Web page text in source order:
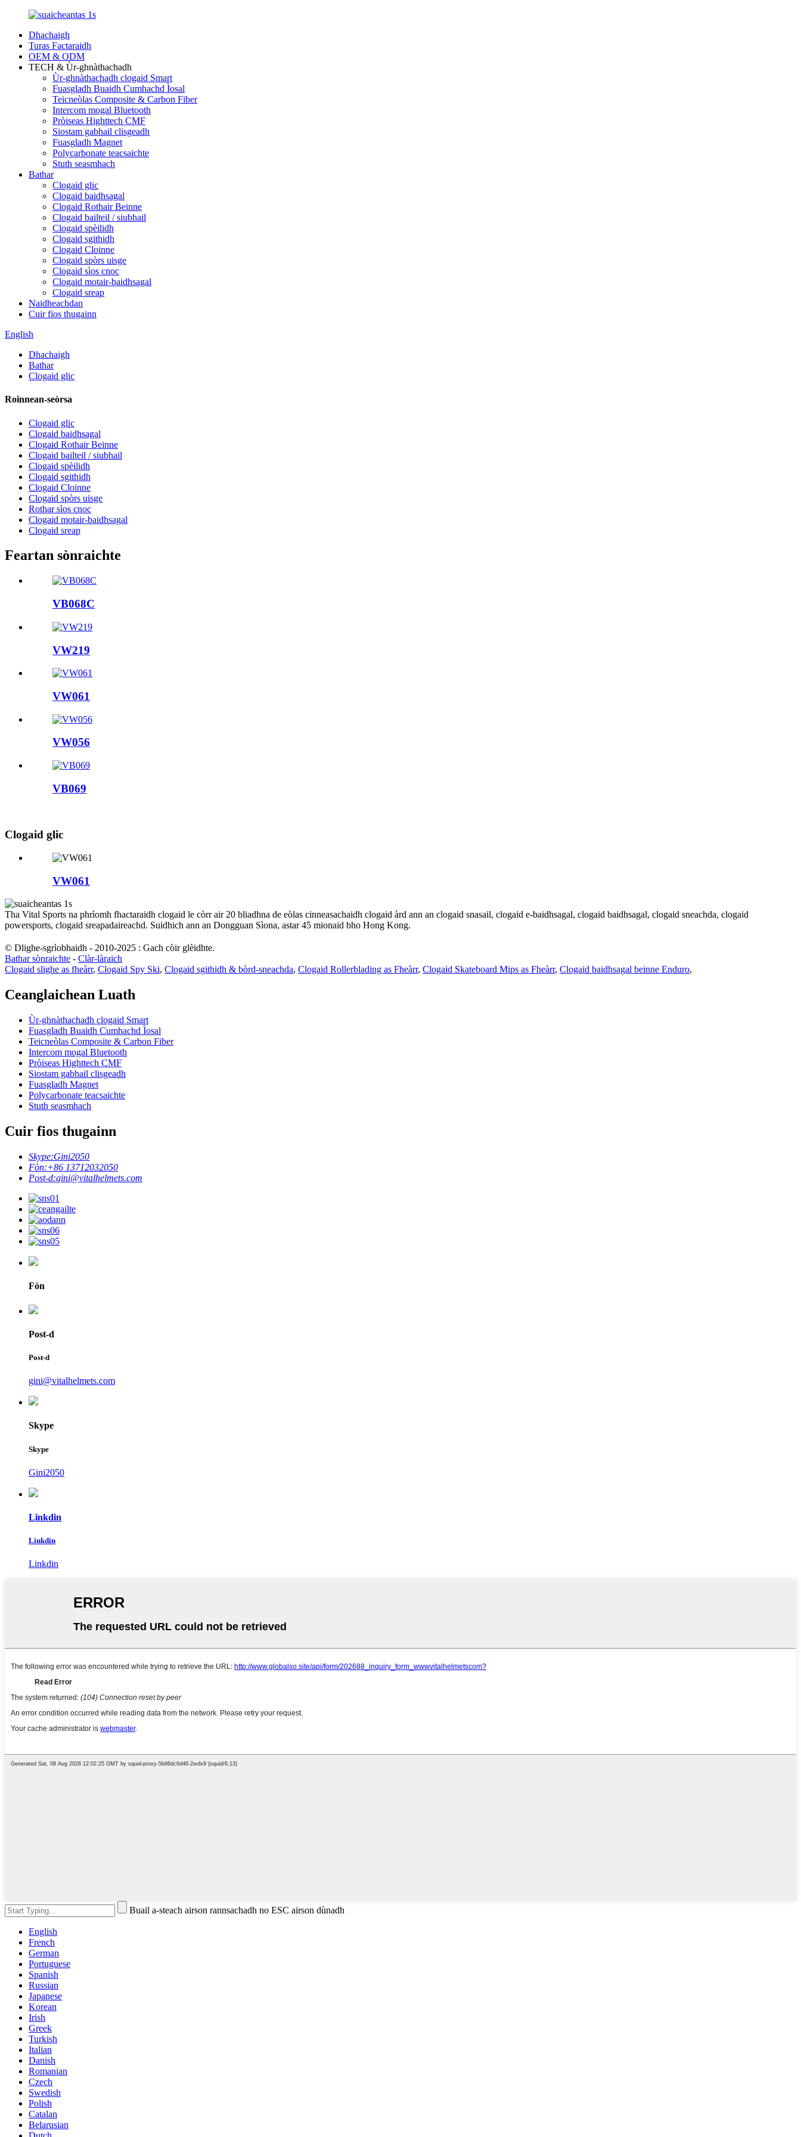
Dhachaigh
Turas Factaraidh
OEM & ODM
TECH & Ùr-ghnàthachadh
Ùr-ghnàthachadh clogaid Smart
Fuasgladh Buaidh Cumhachd Ìosal
Teicneòlas Composite & Carbon Fiber
Intercom mogal Bluetooth
Pròiseas Highttech CMF
Siostam gabhail clisgeadh
Fuasgladh Magnet
Polycarbonate teacsaichte
Stuth seasmhach
Bathar
Clogaid glic
Clogaid baidhsagal
Clogaid Rothair Beinne
Clogaid bailteil / siubhail
Clogaid spèilidh
Clogaid sgithidh
Clogaid Cloinne
Clogaid spòrs uisge
Clogaid sìos cnoc
Clogaid motair-baidhsagal
Clogaid sreap
Naidheachdan
Cuir fios thugainn
English
Dhachaigh
Bathar
Clogaid glic
Roinnean-seòrsa
Clogaid glic
Clogaid baidhsagal
Clogaid Rothair Beinne
Clogaid bailteil / siubhail
Clogaid spèilidh
Clogaid sgithidh
Clogaid Cloinne
Clogaid spòrs uisge
Rothar sìos cnoc
Clogaid motair-baidhsagal
Clogaid sreap
Feartan sònraichte
VB068C
VW219
VW061
VW056
VB069
Clogaid glic
VW061
Tha Vital Sports na phrìomh fhactaraidh clogaid le còrr air 20 bliadhna de eòlas cinneasachaidh clogaid àrd ann an clogaid snasail, clogaid e-baidhsagal, clogaid baidhsagal, clogaid sneachda, clogaid
powersports, clogaid sreapadaireachd. Suidhich ann an Dongguan Sìona, astar 45 mionaid bho Hong Kong.
© Dlighe-sgrìobhaidh - 2010-2025 : Gach còir glèidhte.
Bathar sònraichte - Clàr-làraich
Clogaid slighe as fheàrr, Clogaid Spy Ski, Clogaid sgithidh & bòrd-sneachda, Clogaid Rollerblading as Fheàrr, Clogaid Skateboard Mips as Fheàrr, Clogaid baidhsagal beinne Enduro,
Ceanglaichean Luath
Ùr-ghnàthachadh clogaid Smart
Fuasgladh Buaidh Cumhachd Ìosal
Teicneòlas Composite & Carbon Fiber
Intercom mogal Bluetooth
Pròiseas Highttech CMF
Siostam gabhail clisgeadh
Fuasgladh Magnet
Polycarbonate teacsaichte
Stuth seasmhach
Cuir fios thugainn
Skype:Gini2050
Fòn:+86 13712032050
Post-d:gini@vitalhelmets.com
Fòn
Post-d
Post-d
gini@vitalhelmets.com
Skype
Skype
Gini2050
Linkdin
Linkdin
Linkdin
Buail a-steach airson rannsachadh no ESC airson dùnadh
English
French
German
Portuguese
Spanish
Russian
Japanese
Korean
Irish
Greek
Turkish
Italian
Danish
Romanian
Czech
Swedish
Polish
Catalan
Belarusian